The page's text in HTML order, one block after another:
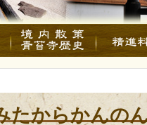
たからかんの